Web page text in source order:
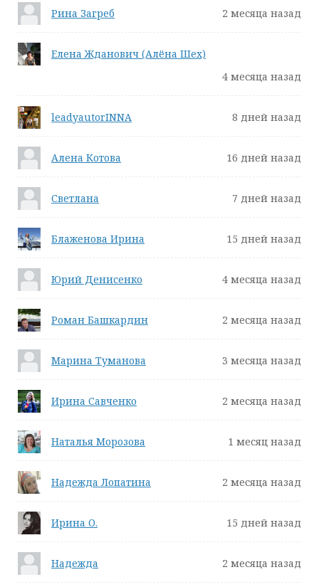
Рина Загреб 2 месяца назад
Елена Жданович (Алёна Шех)
4 месяца назад
leadyautorINNA 8 дней назад
Алена Котова 16 дней назад
Светлана 7 дней назад
Блаженова Ирина 15 дней назад
Юрий Денисенко 4 месяца назад
Роман Башкардин 2 месяца назад
Марина Туманова 3 месяца назад
Ирина Савченко 2 месяца назад
Наталья Морозова 1 месяц назад
Надежда Лопатина 2 месяца назад
Ирина О. 15 дней назад
Надежда 2 месяца назад